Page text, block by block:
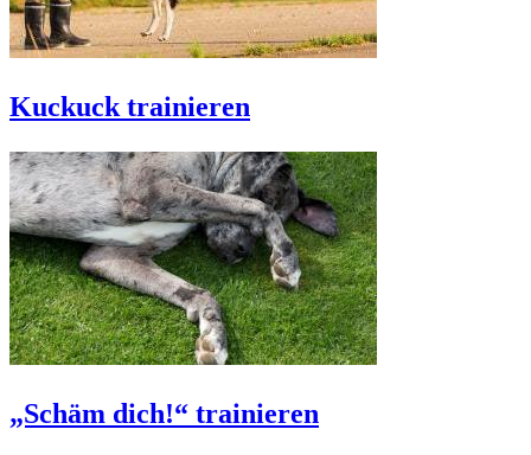
Kuckuck trainieren
„Schäm dich!“ trainieren